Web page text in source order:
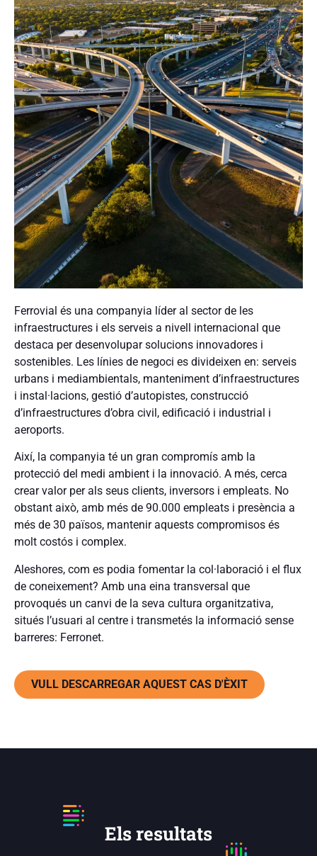
Ferrovial és una companyia líder al sector de les
infraestructures i els serveis a nivell internacional que
destaca per desenvolupar solucions innovadores i
sostenibles. Les línies de negoci es divideixen en: serveis
urbans i mediambientals, manteniment d’infraestructures
i instal·lacions, gestió d’autopistes, construcció
d’infraestructures d’obra civil, edificació i industrial i
aeroports.
Així, la companyia té un gran compromís amb la
protecció del medi ambient i la innovació. A més, cerca
crear valor per als seus clients, inversors i empleats. No
obstant això, amb més de 90.000 empleats i presència a
més de 30 països, mantenir aquests compromisos és
molt costós i complex.
Aleshores, com es podia fomentar la col·laboració i el flux
de coneixement? Amb una eina transversal que
provoqués un canvi de la seva cultura organitzativa,
situés l’usuari al centre i transmetés la informació sense
barreres: Ferronet.
VULL DESCARREGAR AQUEST CAS D'ÈXIT
Els resultats